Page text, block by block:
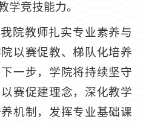
学竞技能力。
院教师扎实专业素养与
以赛促教、梯队化培养
一步，学院将持续坚守
赛促建理念，深化教学
机制，发挥专业基础课